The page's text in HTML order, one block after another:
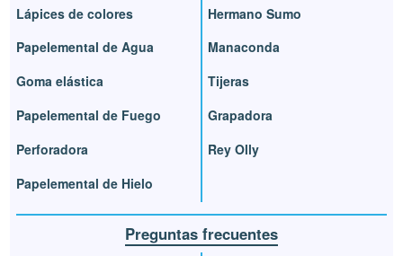
Lápices de colores
Papelemental de Agua
Goma elástica
Papelemental de Fuego
Perforadora
Papelemental de Hielo
Hermano Sumo
Manaconda
Tijeras
Grapadora
Rey Olly
Preguntas frecuentes